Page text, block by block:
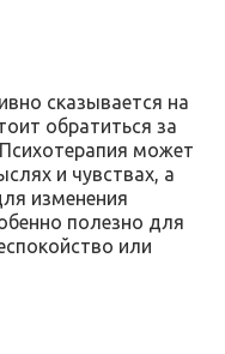
сказывается на
обратиться за
может
и чувствах, а
изменения
полезно для
или